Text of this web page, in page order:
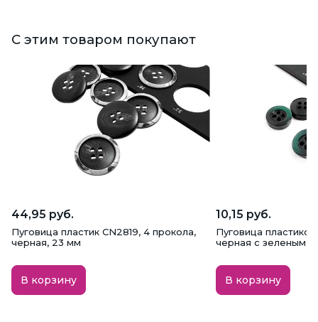
С этим товаром покупают
44,95 руб.
Пуговица пластик CN2819, 4 прокола,
черная, 23 мм
В корзину
10,15 руб.
Пуговица
черная с зеленым,
В корзину